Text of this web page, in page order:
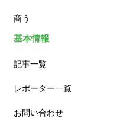
商う
基本情報
記事一覧
レポーター一覧
お問い合わせ